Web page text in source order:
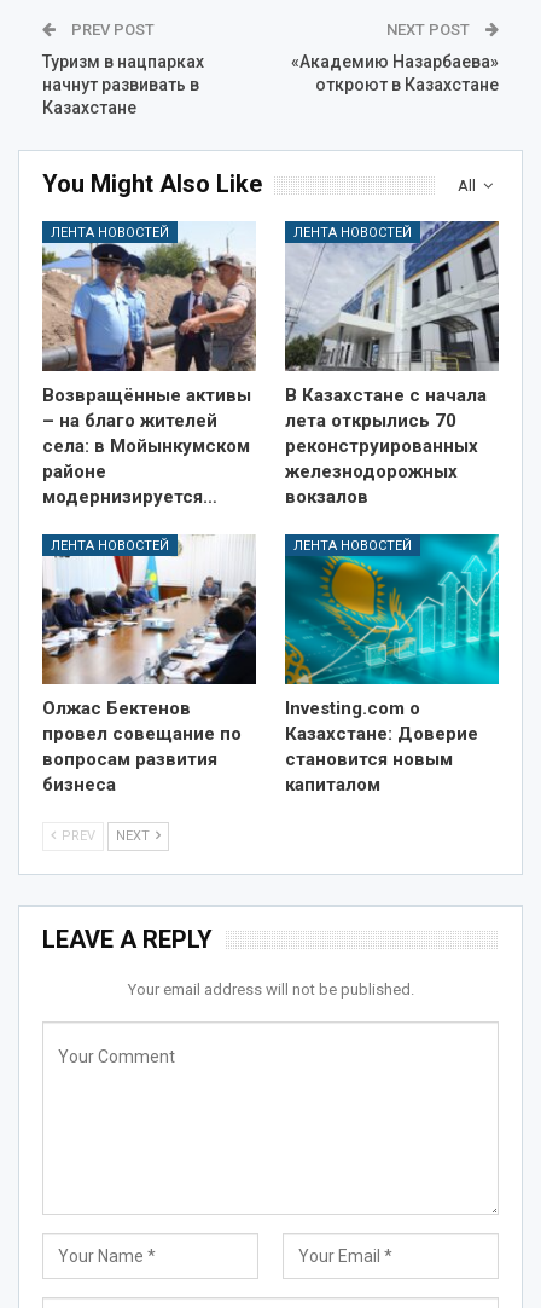
PREV POST
Туризм в нацпарках
начнут развивать в
Казахстане
NEXT POST
«Академию Назарбаева»
откроют в Казахстане
All
You Might Also Like
ЛЕНТА НОВОСТЕЙ
Возвращённые активы
– на благо жителей
села: в Мойынкумском
районе
модернизируется…
ЛЕНТА НОВОСТЕЙ
В Казахстане с начала
лета открылись 70
реконструированных
железнодорожных
вокзалов
ЛЕНТА НОВОСТЕЙ
Олжас Бектенов
провел совещание по
вопросам развития
бизнеса
ЛЕНТА НОВОСТЕЙ
Investing.com о
Казахстане: Доверие
становится новым
капиталом
PREV NEXT
LEAVE A REPLY
Your email address will not be published.